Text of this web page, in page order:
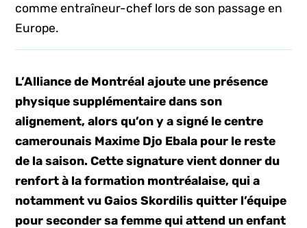
comme entraîneur-chef lors de son passage en
Europe.
L’Alliance de Montréal ajoute une présence
physique supplémentaire dans son
alignement, alors qu’on y a signé le centre
camerounais Maxime Djo Ebala pour le reste
de la saison. Cette signature vient donner du
renfort à la formation montréalaise, qui a
notamment vu Gaios Skordilis quitter l’équipe
pour seconder sa femme qui attend un enfant